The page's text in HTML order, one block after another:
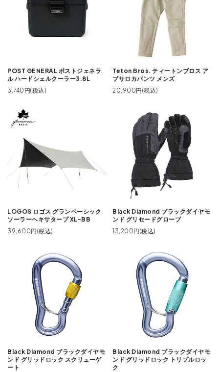
POST GENERAL ポストジェネラ
ル ハードシェルクーラー3.8L
3,740円(税込)
Teton Bros. ティートンブロス ア
ブサロカパンツ メンズ
20,900円(税込)
LOGOS ロゴス グランベーシック
ソーラーヘキサタープ XL-BB
39,600円(税込)
Black Diamond ブラックダイヤモ
ンド グリセードグローブ
13,200円(税込)
Black Diamond ブラックダイヤモ
ンド グリッドロック スクリューゲ
ート
Black Diamond ブラックダイヤモ
ンド グリッドロック トリプルロッ
ク